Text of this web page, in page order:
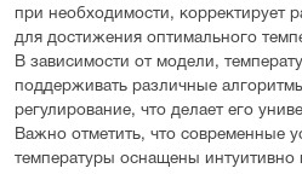
при необходимости, корректирует
для достижения оптимального
В зависимости от модели,
поддерживать различные
регулирование, что делает его
Важно отметить, что современные
температуры оснащены